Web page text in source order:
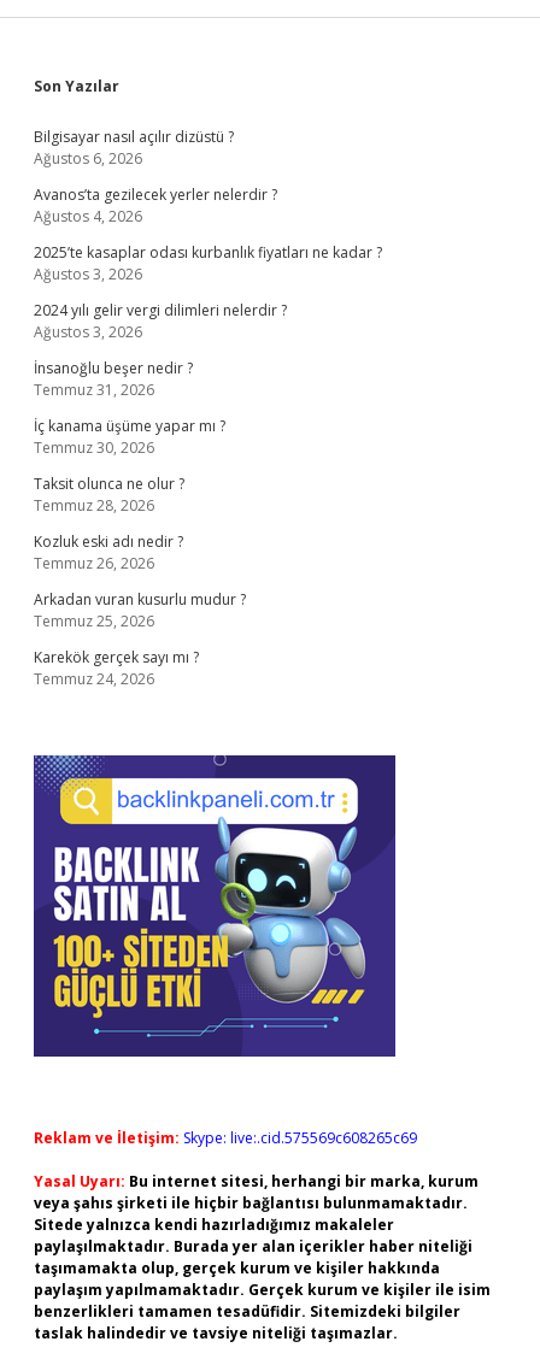
Sidebar
Son Yazılar
Bilgisayar nasıl açılır dizüstü ?
Ağustos 6, 2026
Avanos’ta gezilecek yerler nelerdir ?
Ağustos 4, 2026
2025’te kasaplar odası kurbanlık fiyatları ne kadar ?
Ağustos 3, 2026
2024 yılı gelir vergi dilimleri nelerdir ?
Ağustos 3, 2026
İnsanoğlu beşer nedir ?
Temmuz 31, 2026
İç kanama üşüme yapar mı ?
Temmuz 30, 2026
Taksit olunca ne olur ?
Temmuz 28, 2026
Kozluk eski adı nedir ?
Temmuz 26, 2026
Arkadan vuran kusurlu mudur ?
Temmuz 25, 2026
Karekök gerçek sayı mı ?
Temmuz 24, 2026
Reklam ve İletişim: Skype: live:.cid.575569c608265c69
Yasal Uyarı: Bu internet sitesi, herhangi bir marka, kurum
veya şahıs şirketi ile hiçbir bağlantısı bulunmamaktadır.
Sitede yalnızca kendi hazırladığımız makaleler
paylaşılmaktadır. Burada yer alan içerikler haber niteliği
taşımamakta olup, gerçek kurum ve kişiler hakkında
paylaşım yapılmamaktadır. Gerçek kurum ve kişiler ile isim
benzerlikleri tamamen tesadüfidir. Sitemizdeki bilgiler
taslak halindedir ve tavsiye niteliği taşımazlar.